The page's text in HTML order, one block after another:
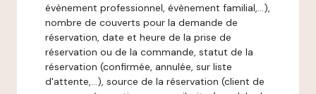
évènement professionnel, évènement familial,…),
nombre de couverts pour la demande de
réservation, date et heure de la prise de
réservation ou de la commande, statut de la
réservation (confirmée, annulée, sur liste
d'attente,…), source de la réservation (client de